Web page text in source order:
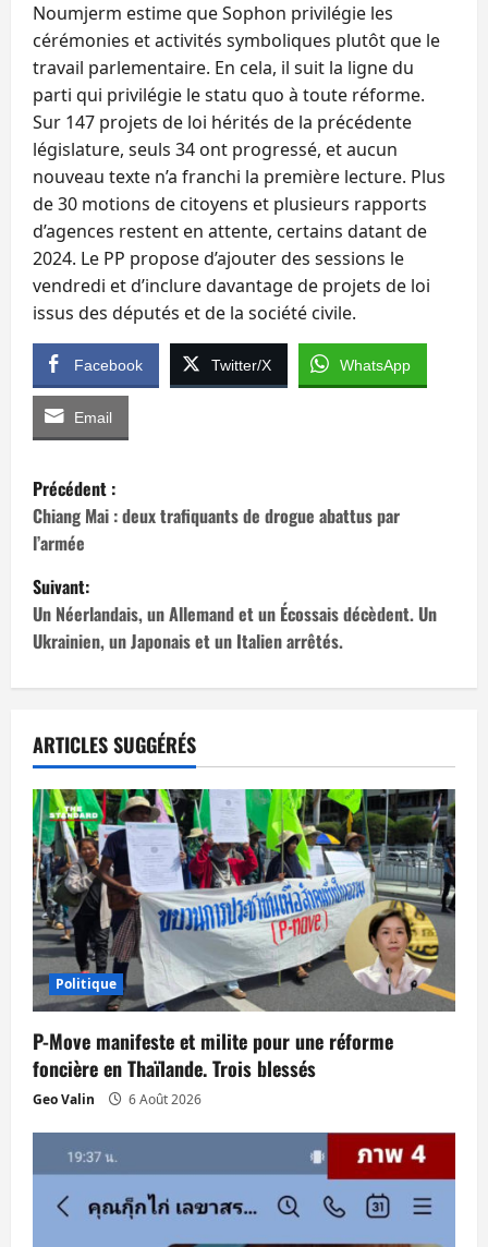
Noumjerm estime que Sophon privilégie les
cérémonies et activités symboliques plutôt que le
travail parlementaire. En cela, il suit la ligne du
parti qui privilégie le statu quo à toute réforme.
Sur 147 projets de loi hérités de la précédente
législature, seuls 34 ont progressé, et aucun
nouveau texte n’a franchi la première lecture. Plus
de 30 motions de citoyens et plusieurs rapports
d’agences restent en attente, certains datant de
2024. Le PP propose d’ajouter des sessions le
vendredi et d’inclure davantage de projets de loi
issus des députés et de la société civile.
Facebook Twitter/X WhatsApp
Email
N
a
v
i
g
t
i
o
n
d
’
a
r
t
i
Précédent :
Chiang Mai : deux trafiquants de drogue abattus par
l’armée
Suivant:
Un Néerlandais, un Allemand et un Écossais décèdent. Un
Ukrainien, un Japonais et un Italien arrêtés.
ARTICLES SUGGÉRÉS
Politique
P-Move manifeste et milite pour une réforme
foncière en Thaïlande. Trois blessés
Geo Valin 6 Août 2026